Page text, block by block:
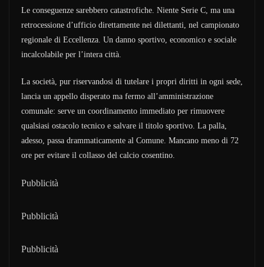
Le conseguenze sarebbero catastrofiche. Niente Serie C, ma una
retrocessione d’ufficio direttamente nei dilettanti, nel campionato
regionale di Eccellenza. Un danno sportivo, economico e sociale
incalcolabile per l’intera città.
La società, pur riservandosi di tutelare i propri diritti in ogni sede,
lancia un appello disperato ma fermo all’amministrazione
comunale: serve un coordinamento immediato per rimuovere
qualsiasi ostacolo tecnico e salvare il titolo sportivo. La palla,
adesso, passa drammaticamente al Comune. Mancano meno di 72
ore per evitare il collasso del calcio cosentino.
Pubblicità
Pubblicità
Pubblicità